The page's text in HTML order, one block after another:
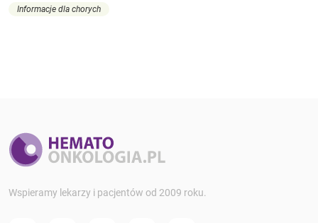
Informacje dla chorych
Wspieramy lekarzy i pacjentów od 2009 roku.